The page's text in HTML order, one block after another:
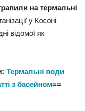
на термальні
у Косоні
відомої як
Термальні води
з басейном==